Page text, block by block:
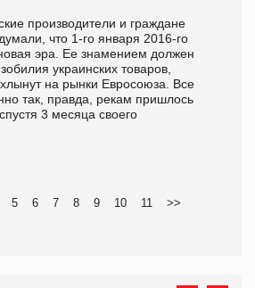
производители и граждане
что 1-го января 2016-го
эра. Ее знамением должен
украинских товаров,
на рынки Евросоюза. Все
так, правда, рекам пришлось
3 месяца своего
5 6 7 8 9 10 11 >>